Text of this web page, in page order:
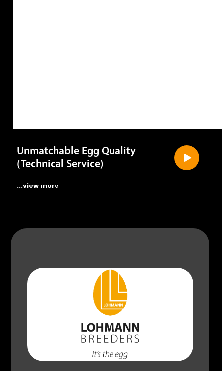
Unmatchable Egg Quality
(Technical Service)
...view more